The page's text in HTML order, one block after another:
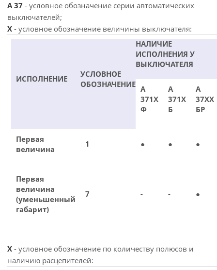
А 37 - условное обозначение серии автоматических
выключателей;
X - условное обозначение величины выключателя:
ИСПОЛНЕНИЕ
УСЛОВНОЕ
ОБОЗНАЧЕНИЕ
НАЛИЧИЕ
ИСПОЛНЕНИЯ У
ВЫКЛЮЧАТЕЛЯ
А
371Х
Ф
А
371Х
Б
А
37ХХ
БР
Первая
величина
1 ● ● ●
Первая
величина
(уменьшенный
габарит)
7 - - ●
X - условное обозначение по количеству полюсов и
наличию расцепителей: